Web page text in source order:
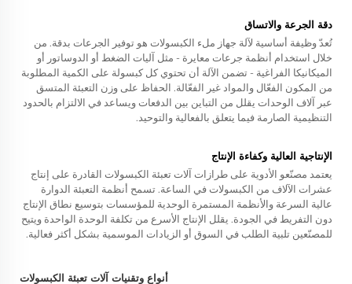
دقة الجرعة والاتساق
تُعدّ وظيفة أساسية لآلة جهاز ملء الكبسولات هو توفير الجرعات بدقة. من
خلال استخدام أنظمة جرعات معايرة - مثل آليات الضغط أو الدوساتور أو
الميكانيكا الفراغية - تضمن الآلة أن تحتوي كل كبسولة على الكمية المطلوبة
من المكون الفعّال والمواد غير الفعّالة. الحفاظ على وزن التعبئة المتسق
عبر آلاف الوحدات يقلل من التباين بين الدفعات ويساعد في الالتزام بالحدود
التنظيمية الصارمة فيما يتعلق بالفعالية والتوحيد.
الإنتاجية العالية وكفاءة الإنتاج
يعتمد مصنّعو الأدوية على طرازات آلات تعبئة الكبسولات القادرة على إنتاج
عشرات الآلاف من الكبسولات في الساعة. تسمح أنظمة التعبئة الدوارة
عالية السرعة والأنظمة المستمرة الوحدية للمؤسسات بتوسيع نطاق الإنتاج
دون التفريط في الجودة. يقلل الإنتاج الأسرع من تكلفة الوحدة الواحدة ويتيح
للمصنّعين تلبية الطلب في السوق أو الزيادات الموسمية بشكل أكثر فعالية.
أنواع وتقنيات آلات تعبئة الكبسولات